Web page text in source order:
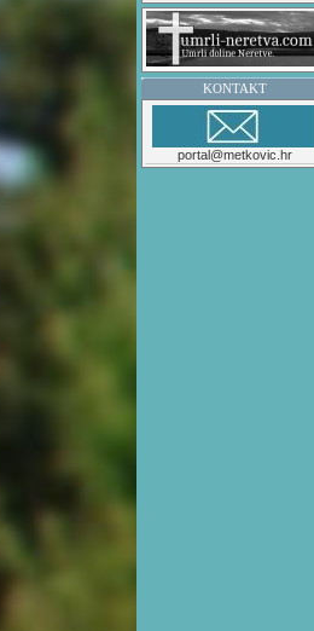
KONTAKT
portal@metkovic.hr